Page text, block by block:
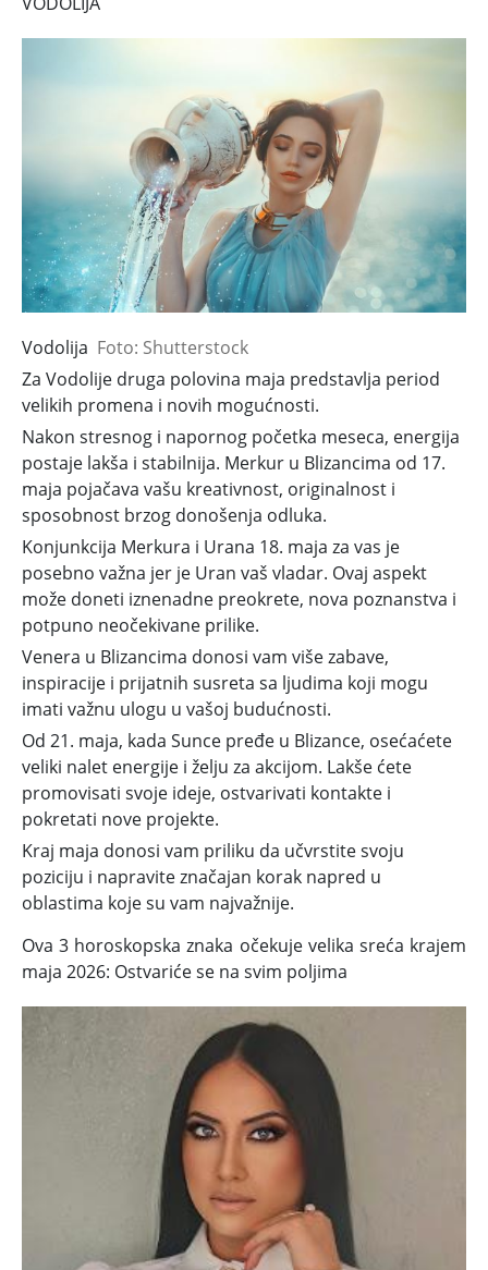
Vodolija Foto: Shutterstock
Za Vodolije druga polovina maja predstavlja period
velikih promena i novih mogućnosti.
Nakon stresnog i napornog početka meseca, energija
postaje lakša i stabilnija. Merkur u Blizancima od 17.
maja pojačava vašu kreativnost, originalnost i
sposobnost brzog donošenja odluka.
Konjunkcija Merkura i Urana 18. maja za vas je
posebno važna jer je Uran vaš vladar. Ovaj aspekt
može doneti iznenadne preokrete, nova poznanstva i
potpuno neočekivane prilike.
Venera u Blizancima donosi vam više zabave,
inspiracije i prijatnih susreta sa ljudima koji mogu
imati važnu ulogu u vašoj budućnosti.
Od 21. maja, kada Sunce pređe u Blizance, osećaćete
veliki nalet energije i želju za akcijom. Lakše ćete
promovisati svoje ideje, ostvarivati kontakte i
pokretati nove projekte.
Kraj maja donosi vam priliku da učvrstite svoju
poziciju i napravite značajan korak napred u
oblastima koje su vam najvažnije.
Ova 3 horoskopska znaka očekuje velika sreća krajem
maja 2026: Ostvariće se na svim poljima